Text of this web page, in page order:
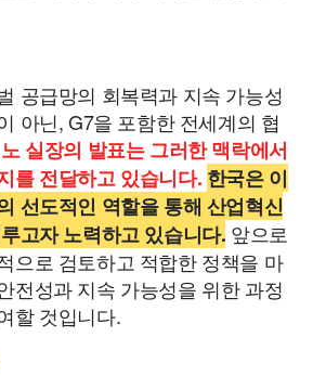
공급망의 회복력과 지속 가능성
아닌, G7을 포함한 전세계의 협
노 실장의 발표는 그러한 맥락에서
를 전달하고 있습니다. 한국은 이
선도적인 역할을 통해 산업혁신
고자 노력하고 있습니다. 앞으로
으로 검토하고 적합한 정책을 마
전성과 지속 가능성을 위한 과정
할 것입니다.